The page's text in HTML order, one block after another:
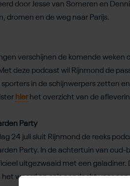
door Jesse van Someren en
dromen en de weg naar Parijs.
verschijnen de komende weken
deze podcast wil Rijnmond de
sporters in de schijnwerpers zetten
hierhet overzicht van de
Party
24 juli sluit Rijnmond de reeks
Party. In de achtertuin van
uitgezwaaid met een
het woord en er is aandacht voor